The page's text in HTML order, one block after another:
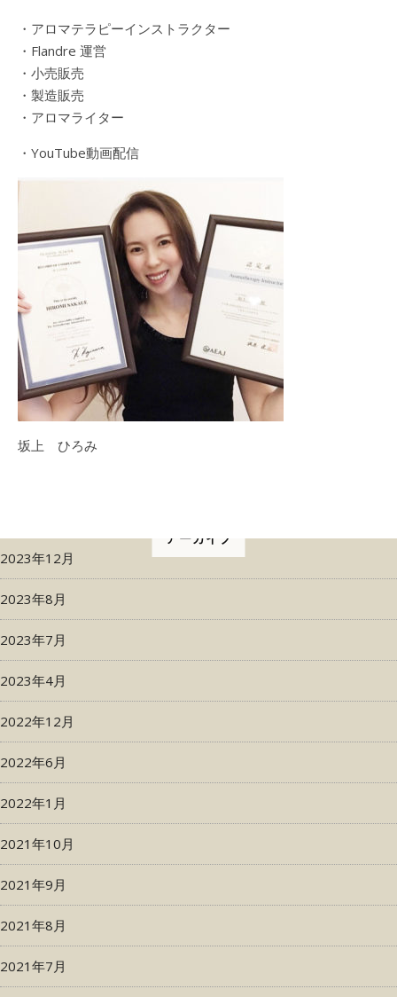
・アロマテラピーインストラクター
・Flandre 運営
・小売販売
・製造販売
・アロマライター
・YouTube動画配信
坂上 ひろみ
アーカイブ
2023年12月
2023年8月
2023年7月
2023年4月
2022年12月
2022年6月
2022年1月
2021年10月
2021年9月
2021年8月
2021年7月